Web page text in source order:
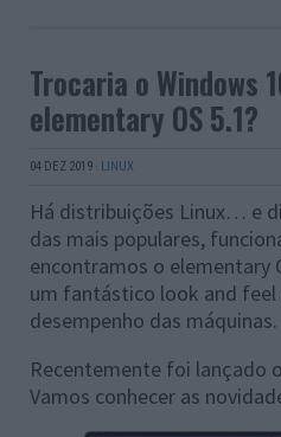
Trocaria o Windows
elementary OS 5.1?
04 DEZ 2019 · LINUX
Há distribuições Linux… e
das mais populares,
encontramos o elementary
um fantástico look and
desempenho das máquinas.
Recentemente foi lançado
Vamos conhecer as